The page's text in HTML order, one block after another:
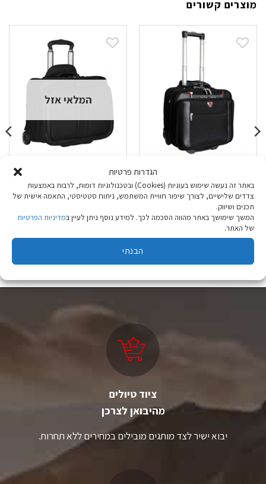
הגדרות פרטיות
באתר זה נעשה שימוש בעוגיות (Cookies) ובטכנולוגיות דומות, לרבות באמצעות
צדדים שלישיים, לצורך שיפור חוויית המשתמש, ניתוח סטטיסטי, התאמה אישית של
תכנים ושיווק.
המשך שימושך באתר מהווה הסכמה לכך. למידע נוסף ניתן לעיין במדיניות הפרטיות
של האתר.
הבנתי
מוצרים קשורים
Marco Polo Padova
489.90
הוספה לסל
המלאי אזל
Patriot
מידע נוסף
ציוד טיולים
מהיבואן לצרכן
יבוא ישיר לצד מותגים מובילים במחירים ללא תחרות.